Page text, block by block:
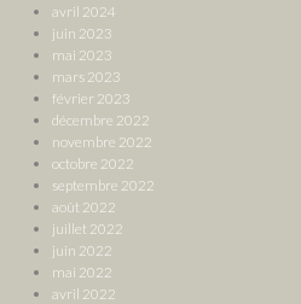
avril 2024
juin 2023
mai 2023
mars 2023
février 2023
décembre 2022
novembre 2022
octobre 2022
septembre 2022
août 2022
juillet 2022
juin 2022
mai 2022
avril 2022